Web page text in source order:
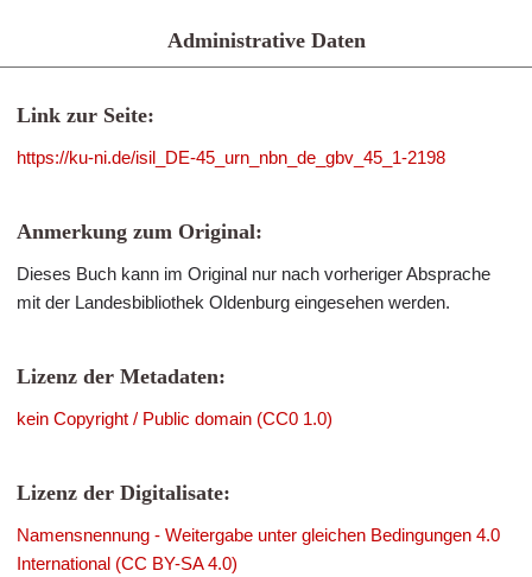
Administrative Daten
Link zur Seite:
https://ku-ni.de/isil_DE-45_urn_nbn_de_gbv_45_1-2198
Anmerkung zum Original:
Dieses Buch kann im Original nur nach vorheriger Absprache
mit der Landesbibliothek Oldenburg eingesehen werden.
Lizenz der Metadaten:
kein Copyright / Public domain (CC0 1.0)
Lizenz der Digitalisate:
Namensnennung - Weitergabe unter gleichen Bedingungen 4.0
International (CC BY-SA 4.0)